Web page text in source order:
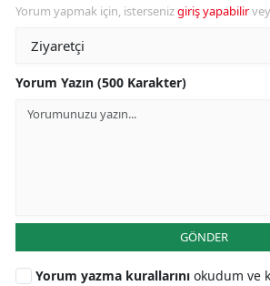
Yorum yapmak için, istersenizgiriş yapabilir
Yorum Yazın (500 Karakter)
GÖNDER
Yorum yazma kurallarını okudum ve